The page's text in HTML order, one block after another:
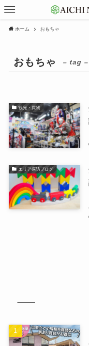
ホーム おもちゃ
おもちゃ – tag –
観光・買物
エリア探訪ブログ